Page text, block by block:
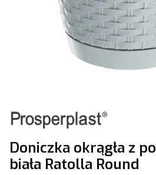
Doniczka okrągła z
biała Ratolla Round